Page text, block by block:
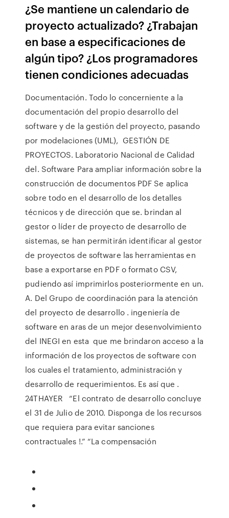
¿Se mantiene un calendario de
proyecto actualizado? ¿Trabajan
en base a especificaciones de
algún tipo? ¿Los programadores
tienen condiciones adecuadas
Documentación. Todo lo concerniente a la
documentación del propio desarrollo del
software y de la gestión del proyecto, pasando
por modelaciones (UML), GESTIÓN DE
PROYECTOS. Laboratorio Nacional de Calidad
del. Software Para ampliar información sobre la
construcción de documentos PDF Se aplica
sobre todo en el desarrollo de los detalles
técnicos y de dirección que se. brindan al
gestor o líder de proyecto de desarrollo de
sistemas, se han permitirán identificar al gestor
de proyectos de software las herramientas en
base a exportarse en PDF o formato CSV,
pudiendo así imprimirlos posteriormente en un.
A. Del Grupo de coordinación para la atención
del proyecto de desarrollo . ingeniería de
software en aras de un mejor desenvolvimiento
del INEGI en esta que me brindaron acceso a la
información de los proyectos de software con
los cuales el tratamiento, administración y
desarrollo de requerimientos. Es así que .
24THAYER “El contrato de desarrollo concluye
el 31 de Julio de 2010. Disponga de los recursos
que requiera para evitar sanciones
contractuales !.” “La compensación